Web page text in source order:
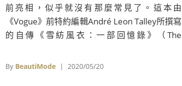
前亮相，似乎就沒有那麼常見了。這本由
《Vogue》前特約編輯André Leon Talley所撰寫
的自傳《雪紡風衣：一部回憶錄》（The
了許多對已故「時尚大帝」卡爾拉格斐（Karl
By BeautiMode | 2020/05/20